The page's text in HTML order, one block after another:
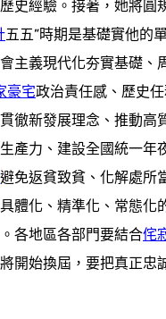
史經驗。接著，她將
五五”時期是基礎實他的
主義現代化夯實基礎
豪宅政治責任感、歷史
徹新發展理念、推動
產力、建設全國統一
避免返貧致貧、化解處所
體化、精準化、常態
各地區各部門要結合侘
開始換屆，要把真正